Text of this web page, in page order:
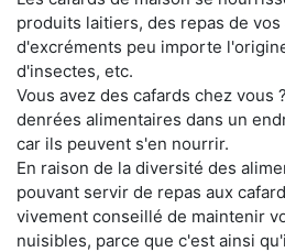
produits laitiers, des repas de
d'excréments peu importe
d'insectes, etc.
Vous avez des cafards chez vous
denrées alimentaires dans un
car ils peuvent s'en nourrir.
En raison de la diversité des
pouvant servir de repas aux
vivement conseillé de maintenir
nuisibles, parce que c'est ainsi